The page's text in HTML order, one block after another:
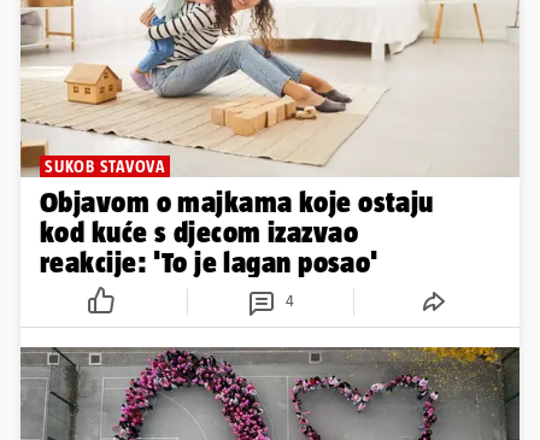
SUKOB STAVOVA
Objavom o majkama koje ostaju
kod kuće s djecom izazvao
reakcije: 'To je lagan posao'
4